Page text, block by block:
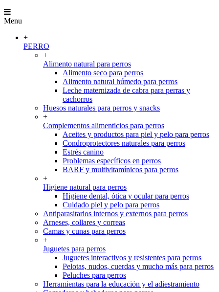
Menu
+
PERRO
+
Alimento natural para perros
Alimento seco para perros
Alimento natural húmedo para perros
Leche maternizada de cabra para perras y
cachorros
Huesos naturales para perros y snacks
+
Complementos alimenticios para perros
Aceites y productos para piel y pelo para perros
Condroprotectores naturales para perros
Estrés canino
Problemas específicos en perros
BARF y multivitamínicos para perros
+
Higiene natural para perros
Higiene dental, ótica y ocular para perros
Cuidado piel y pelo para perros
Antiparasitarios internos y externos para perros
Arneses, collares y correas
Camas y cunas para perros
+
Juguetes para perros
Juguetes interactivos y resistentes para perros
Pelotas, nudos, cuerdas y mucho más para perros
Peluches para perros
Herramientas para la educación y el adiestramiento